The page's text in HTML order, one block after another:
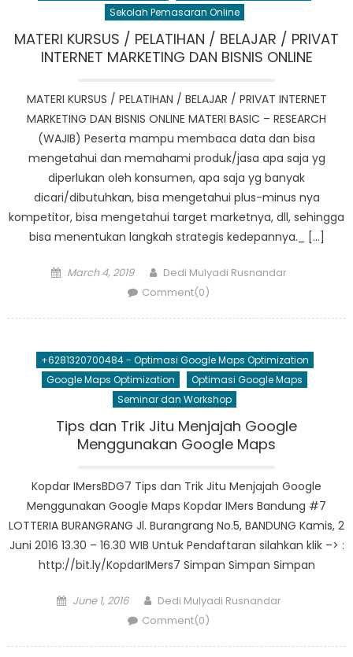
Sekolah Pemasaran Online
MATERI KURSUS / PELATIHAN / BELAJAR / PRIVAT
INTERNET MARKETING DAN BISNIS ONLINE
MATERI KURSUS / PELATIHAN / BELAJAR / PRIVAT INTERNET
MARKETING DAN BISNIS ONLINE MATERI BASIC – RESEARCH
(WAJIB) Peserta mampu membaca data dan bisa
mengetahui dan memahami produk/jasa apa saja yg
diperlukan oleh konsumen, apa saja yg banyak
dicari/dibutuhkan, bisa mengetahui plus-minus nya
kompetitor, bisa mengetahui target marketnya, dll, sehingga
bisa menentukan langkah strategis kedepannya._ […]
Posted
March 4, 2019 Author
Dedi Mulyadi Rusnandar
Comment(0)
+6281320700484 - Optimasi Google Maps Optimization
Google Maps Optimization
Optimasi Google Maps
Seminar dan Workshop
Tips dan Trik Jitu Menjajah Google
Menggunakan Google Maps
Kopdar IMersBDG7 Tips dan Trik Jitu Menjajah Google
Menggunakan Google Maps Kopdar IMers Bandung #7
LOTTERIA BURANGRANG Jl. Burangrang No.5, BANDUNG Kamis, 2
Juni 2016 13.30 – 16.30 WIB Untuk Pendaftaran silahkan klik –> :
http://bit.ly/KopdarIMers7 Simpan Simpan Simpan
Posted
June 1, 2016 Author
Dedi Mulyadi Rusnandar
Comment(0)